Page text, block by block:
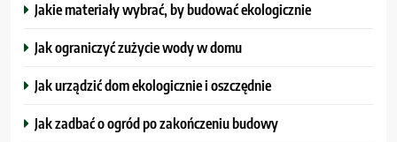
Jakie materiały wybrać, by budować ekologicznie
Jak ograniczyć zużycie wody w domu
Jak urządzić dom ekologicznie i oszczędnie
Jak zadbać o ogród po zakończeniu budowy